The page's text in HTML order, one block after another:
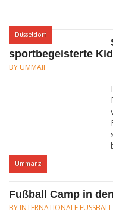
Düsseldorf
sportbegeisterte
BY UMMAII
Ummanz
Fußball Camp in
BY INTERNATIONALE